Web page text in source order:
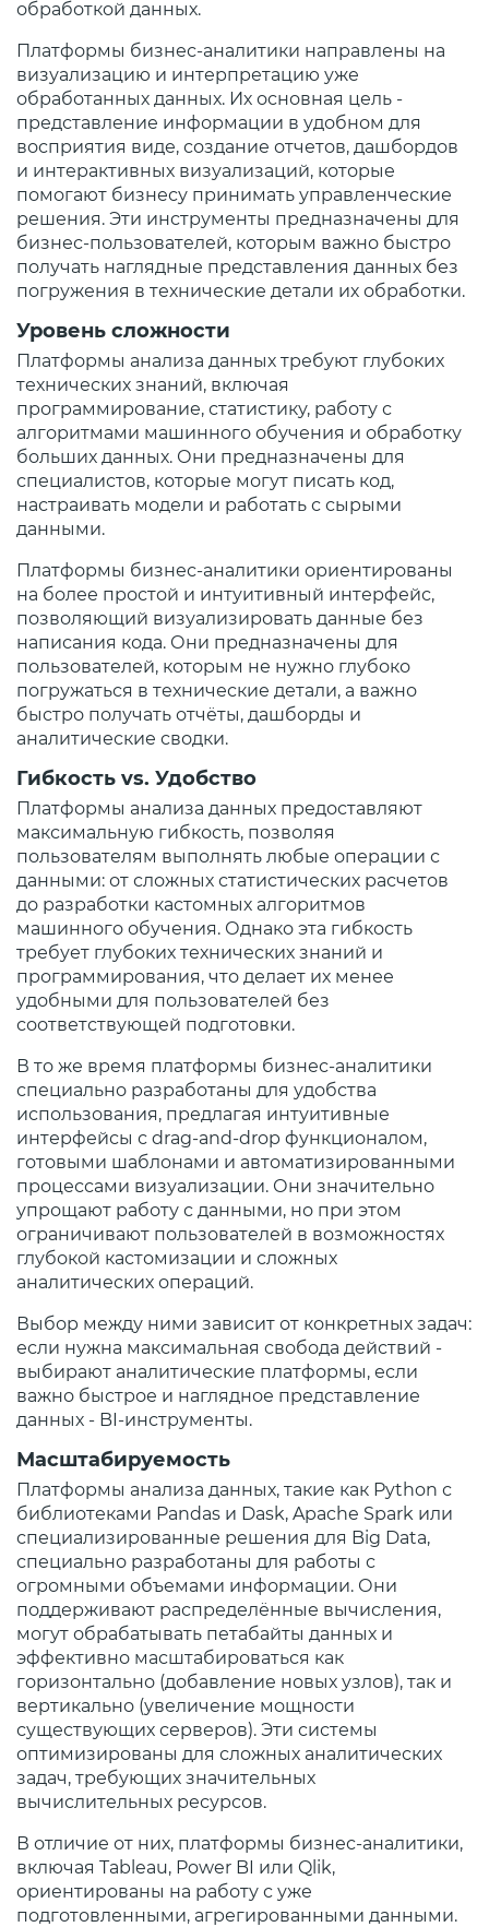
обработкой данных.
Платформы бизнес-аналитики направлены на
визуализацию и интерпретацию уже
обработанных данных. Их основная цель -
представление информации в удобном для
восприятия виде, создание отчетов, дашбордов
и интерактивных визуализаций, которые
помогают бизнесу принимать управленческие
решения. Эти инструменты предназначены для
бизнес-пользователей, которым важно быстро
получать наглядные представления данных без
погружения в технические детали их обработки.
Уровень сложности
Платформы анализа данных требуют глубоких
технических знаний, включая
программирование, статистику, работу с
алгоритмами машинного обучения и обработку
больших данных. Они предназначены для
специалистов, которые могут писать код,
настраивать модели и работать с сырыми
данными.
Платформы бизнес-аналитики ориентированы
на более простой и интуитивный интерфейс,
позволяющий визуализировать данные без
написания кода. Они предназначены для
пользователей, которым не нужно глубоко
погружаться в технические детали, а важно
быстро получать отчёты, дашборды и
аналитические сводки.
Гибкость vs. Удобство
Платформы анализа данных предоставляют
максимальную гибкость, позволяя
пользователям выполнять любые операции с
данными: от сложных статистических расчетов
до разработки кастомных алгоритмов
машинного обучения. Однако эта гибкость
требует глубоких технических знаний и
программирования, что делает их менее
удобными для пользователей без
соответствующей подготовки.
В то же время платформы бизнес-аналитики
специально разработаны для удобства
использования, предлагая интуитивные
интерфейсы с drag-and-drop функционалом,
готовыми шаблонами и автоматизированными
процессами визуализации. Они значительно
упрощают работу с данными, но при этом
ограничивают пользователей в возможностях
глубокой кастомизации и сложных
аналитических операций.
Выбор между ними зависит от конкретных задач:
если нужна максимальная свобода действий -
выбирают аналитические платформы, если
важно быстрое и наглядное представление
данных - BI-инструменты.
Масштабируемость
Платформы анализа данных, такие как Python с
библиотеками Pandas и Dask, Apache Spark или
специализированные решения для Big Data,
специально разработаны для работы с
огромными объемами информации. Они
поддерживают распределённые вычисления,
могут обрабатывать петабайты данных и
эффективно масштабироваться как
горизонтально (добавление новых узлов), так и
вертикально (увеличение мощности
существующих серверов). Эти системы
оптимизированы для сложных аналитических
задач, требующих значительных
вычислительных ресурсов.
В отличие от них, платформы бизнес-аналитики,
включая Tableau, Power BI или Qlik,
ориентированы на работу с уже
подготовленными, агрегированными данными.